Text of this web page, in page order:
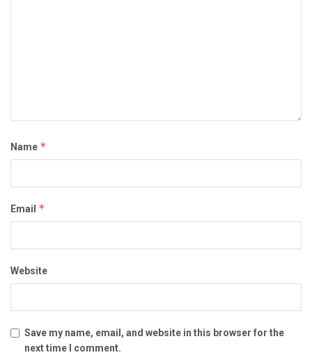
Name *
Email *
Website
Save my name, email, and website in this browser for the
next time I comment.